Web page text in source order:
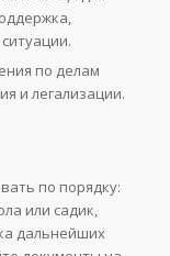
по делам
и легализации.
по порядку:
или садик,
дальнейших